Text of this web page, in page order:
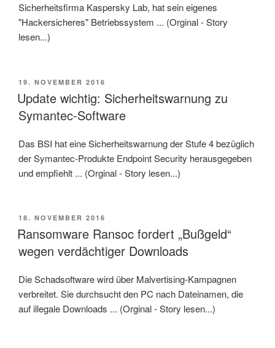
Sicherheitsfirma Kaspersky Lab, hat sein eigenes
"Hackersicheres" Betriebssystem ... (Orginal - Story
lesen...)
VERÖFFENTLICHT
AM
19. NOVEMBER 2016
Update wichtig: Sicherheitswarnung zu
Symantec-Software
Das BSI hat eine Sicherheitswarnung der Stufe 4 bezüglich
der Symantec-Produkte Endpoint Security herausgegeben
und empfiehlt ... (Orginal - Story lesen...)
VERÖFFENTLICHT
AM
18. NOVEMBER 2016
Ransomware Ransoc fordert „Bußgeld“
wegen verdächtiger Downloads
Die Schadsoftware wird über Malvertising-Kampagnen
verbreitet. Sie durchsucht den PC nach Dateinamen, die
auf illegale Downloads ... (Orginal - Story lesen...)